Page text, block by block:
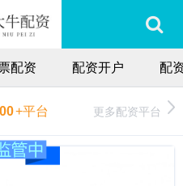
配资 配资开户 配
+平台 更多配资平台